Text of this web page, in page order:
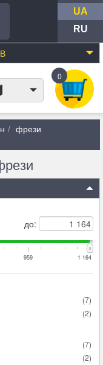
UA
RU
0
фрези
до:
959 1 164
(7)
(2)
(7)
(2)